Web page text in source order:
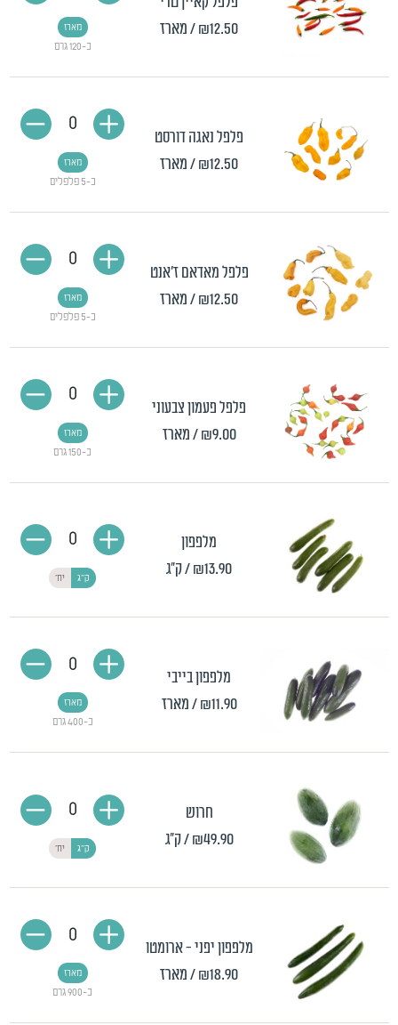
₪12.50/ מארז
כ-120 גרם
מארז
פלפל נאגה דורסט
₪12.50/ מארז
כ-5 פלפלים
מארז
0
פלפל מאדאם ז'אנט
₪12.50/ מארז
כ-5 פלפלים
מארז
0
פלפל פעמון צבעוני
₪9.00 / מארז
כ-150 גרם
מארז
0
מלפפון
₪13.90/ ק"ג ק"ג יח'
0
מלפפון בייבי
₪11.90 / מארז
כ-400 גרם
מארז
0
חרוש
₪49.90 / ק"ג ק"ג יח'
0
מלפפון יפני - ארומטו
₪18.90/ מארז
כ-900 גרם
מארז
0